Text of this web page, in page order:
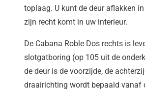
toplaag. U kunt de deur aflakken
zijn recht komt in uw interieur.
De Cabana Roble Dos rechts is
slotgatboring (op 105 uit de
de deur is de voorzijde, de
draairichting wordt bepaald vanaf